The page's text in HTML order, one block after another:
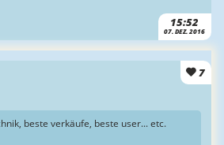
15:52
07. DEZ. 2016
7
beste verkäufe, beste user... etc.